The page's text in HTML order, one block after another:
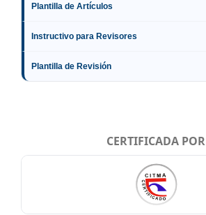
Plantilla de Artículos
Instructivo para Revisores
Plantilla de Revisión
CERTIFICADA POR